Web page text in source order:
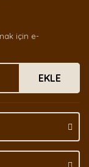
için e-
EKLE